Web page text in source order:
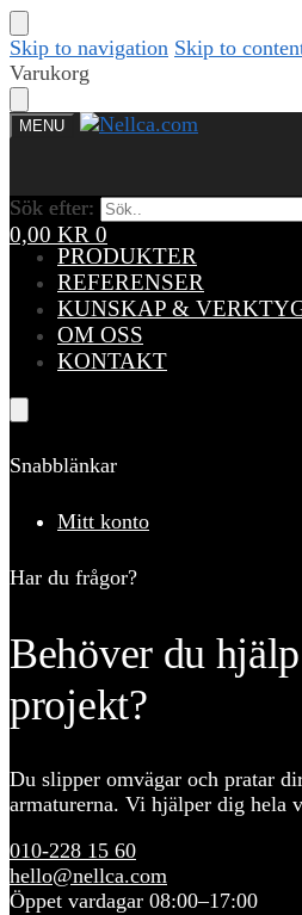
Skip to navigation Skip to
Varukorg
MENU
Sök efter:
0,00 KR 0
Sök efter:
PRODUKTER
REFERENSER
KUNSKAP &
OM OSS
KONTAKT
Snabblänkar
Mitt konto
Har du frågor?
Behöver du
projekt?
Du slipper omvägar och pratar
armaturerna. Vi hjälper dig hela
010-228 15 60
hello@nellca.com
Öppet vardagar 08:00–17:00